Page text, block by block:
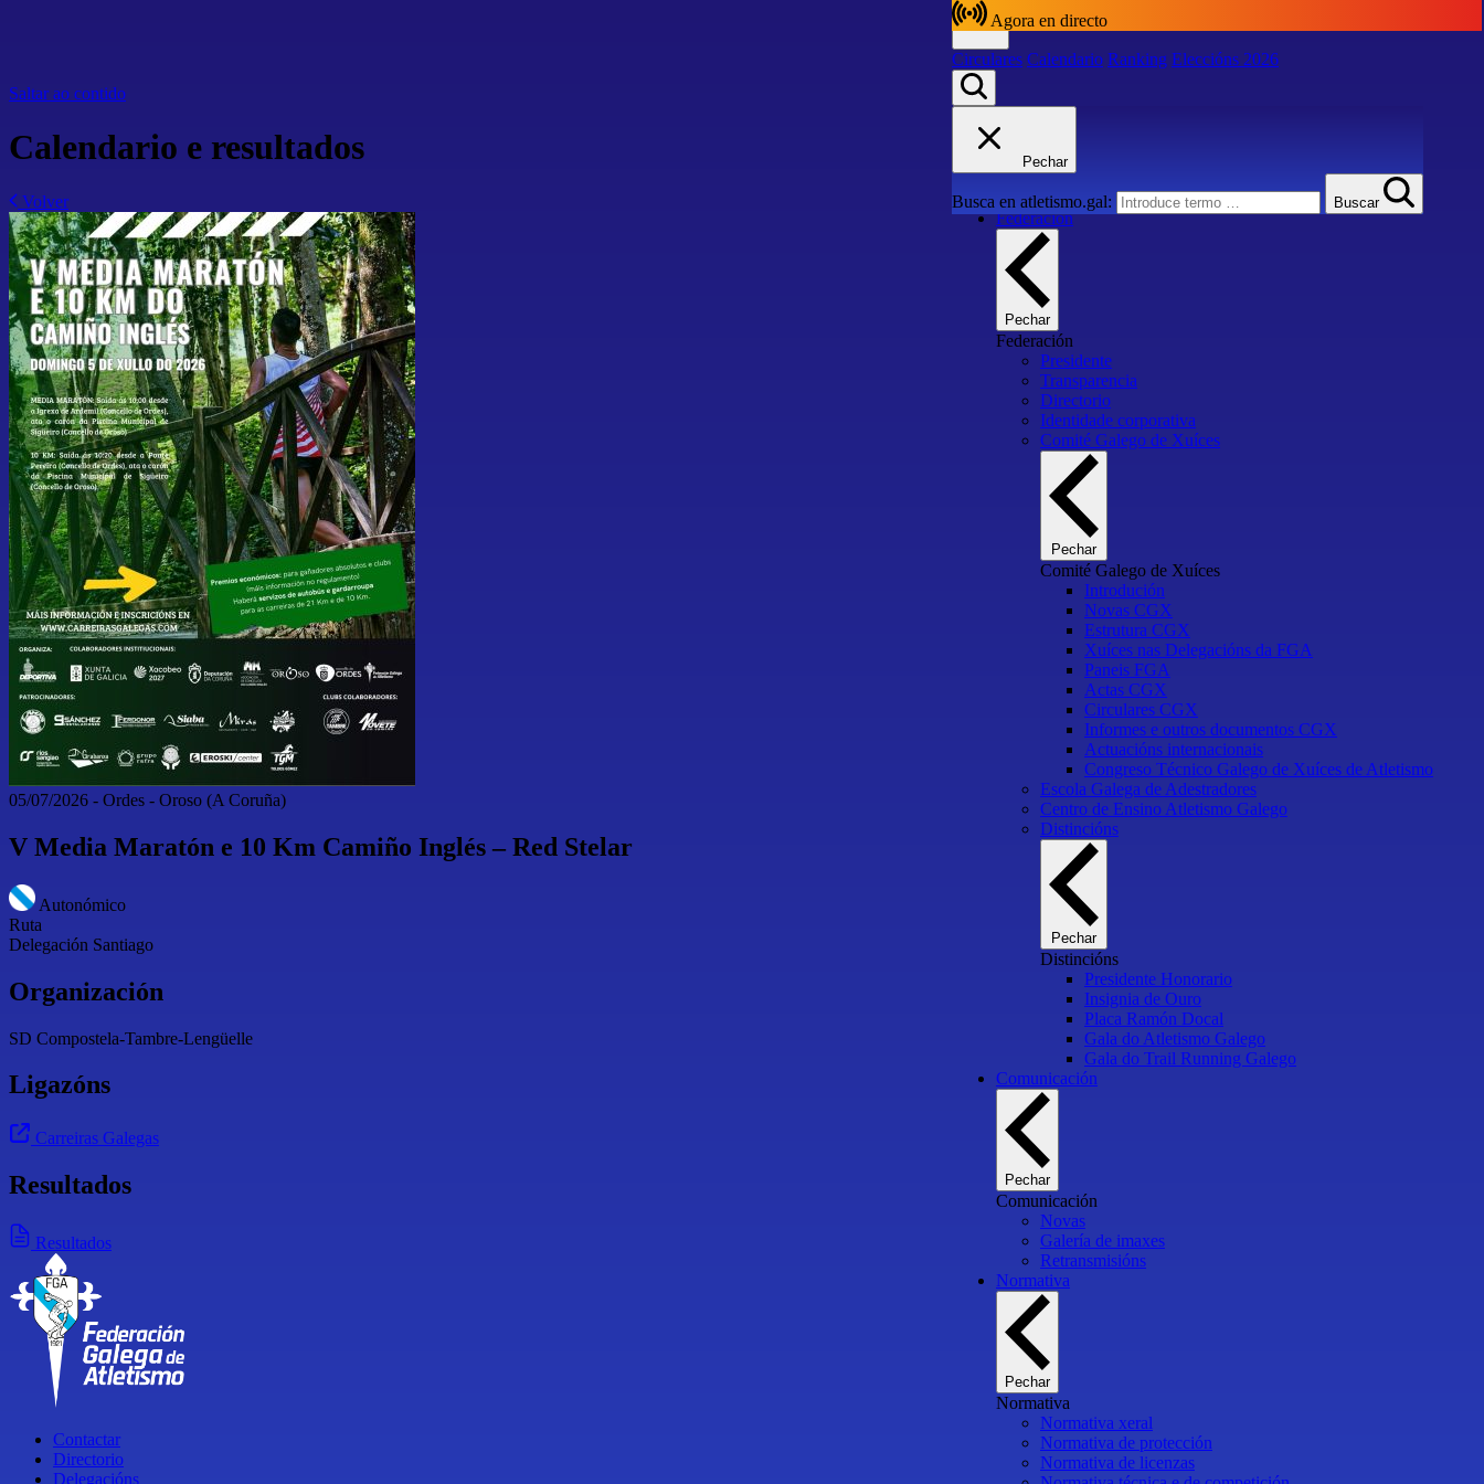
Saltar ao contido
Circulares Calendario Ranking Eleccións 2026
Pechar
Busca en atletismo.gal: Buscar
Calendario
Inicio
Federación
Pechar
Federación
Presidente
Transparencia
Directorio
Identidade corporativa
Comité Galego de Xuíces
Pechar
Comité Galego de Xuíces
Introdución
Novas CGX
Estrutura CGX
Xuíces nas Delegacións da FGA
Paneis FGA
Actas CGX
Circulares CGX
Informes e outros documentos CGX
Actuacións internacionais
Congreso Técnico Galego de Xuíces de Atletismo
Escola Galega de Adestradores
Centro de Ensino Atletismo Galego
Distincións
Pechar
Distincións
Presidente Honorario
Insignia de Ouro
Placa Ramón Docal
Gala do Atletismo Galego
Gala do Trail Running Galego
Comunicación
Pechar
Comunicación
Novas
Galería de imaxes
Retransmisións
Normativa
Pechar
Normativa
Normativa xeral
Normativa de protección
Normativa de licenzas
Agora en directo
Calendario e resultados
Volver
05/07/2026 - Ordes - Oroso (A Coruña)
V Media Maratón e 10 Km Camiño Inglés – Red Stelar
Autonómico
Ruta
Delegación Santiago
Organización
SD Compostela-Tambre-Lengüelle
Ligazóns
Carreiras Galegas
Resultados
Resultados
Contactar
Directorio
Delegacións